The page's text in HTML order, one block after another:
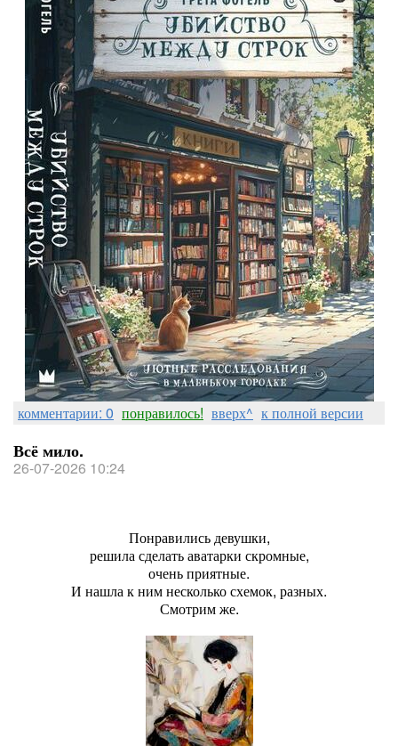
комментарии: 0 понравилось! вверх^ к полной версии
Всё мило.
26-07-2026 10:24
Понравились девушки,
решила сделать аватарки скромные,
очень приятные.
И нашла к ним несколько схемок, разных.
Смотрим же.